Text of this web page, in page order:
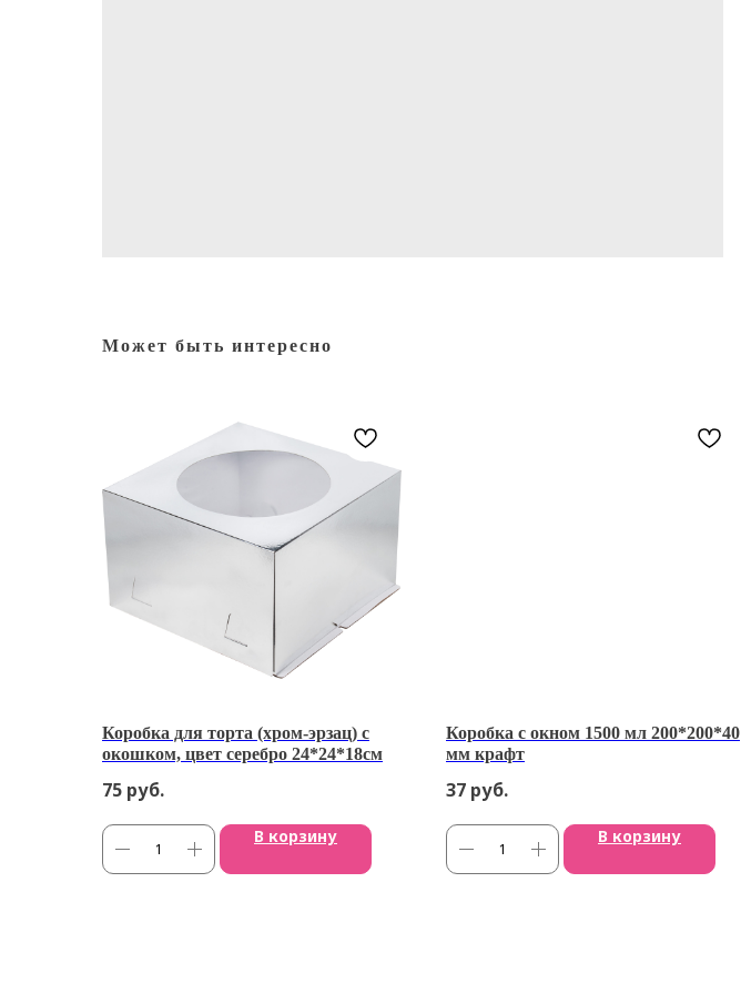
Может быть интересно
Коробка для торта (хром-эрзац) с
окошком, цвет серебро 24*24*18см
75 руб.
В корзину
Коробка с окном 1500 мл 200*200*40
мм крафт
37 руб.
В корзину